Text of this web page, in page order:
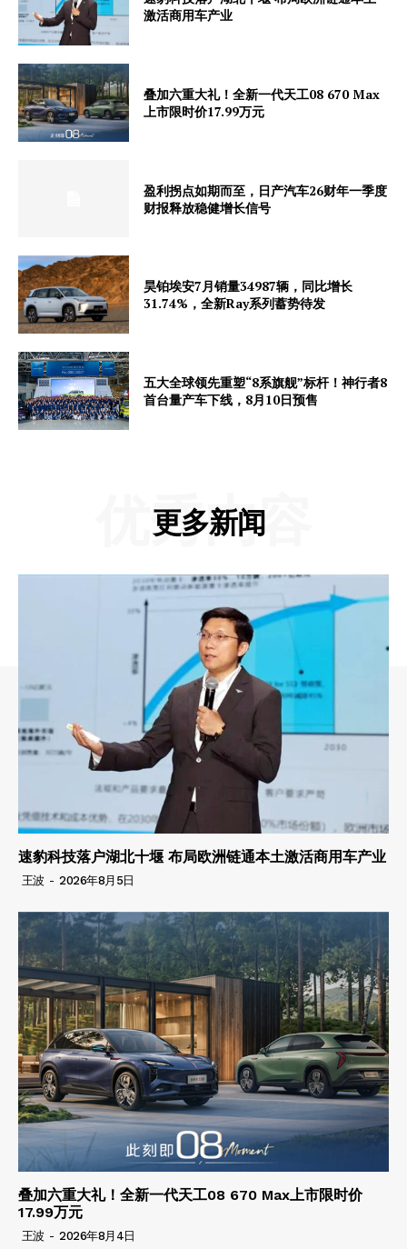
激活商用车产业
叠加六重大礼！全新一代天工08 670 Max
上市限时价17.99万元
盈利拐点如期而至，日产汽车26财年一季度
财报释放稳健增长信号
昊铂埃安7月销量34987辆，同比增长
31.74%，全新Ray系列蓄势待发
五大全球领先重塑“8系旗舰”标杆！神行者8
首台量产车下线，8月10日预售
更多新闻
优秀内容
速豹科技落户湖北十堰 布局欧洲链通本土激活商用车产业
王波 - 2026年8月5日
叠加六重大礼！全新一代天工08 670 Max上市限时价
17.99万元
王波 - 2026年8月4日